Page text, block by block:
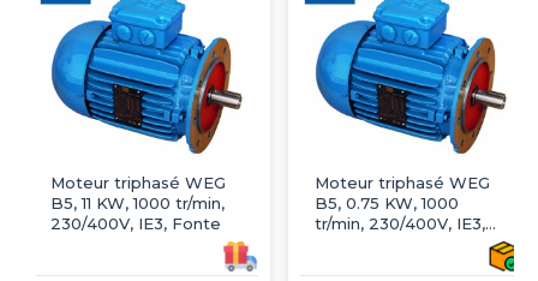
Moteur triphasé WEG
B5, 11 KW, 1000 tr/min,
230/400V, IE3, Fonte
Moteur triphasé WEG
B5, 0.75 KW, 1000
tr/min, 230/400V, IE3,